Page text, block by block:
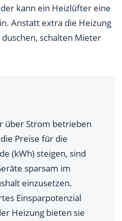
kann ein Heizlüfter eine
Anstatt extra die Heizung
schalten Mieter
über Strom betrieben
Preise für die
(kWh) steigen, sind
sparsam im
einzusetzen.
Einsparpotenzial
Heizung bieten sie